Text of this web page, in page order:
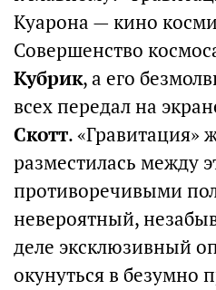
Куарона — кино
Совершенство
Кубрик, а его
всех передал на
Скотт. «Гравитация»
разместилась между
противоречивыми
невероятный,
деле эксклюзивный
окунуться в безумно